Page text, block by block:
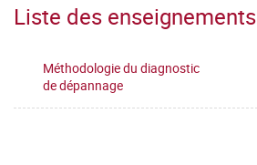
Liste des enseignements
Méthodologie du diagnostic
de dépannage